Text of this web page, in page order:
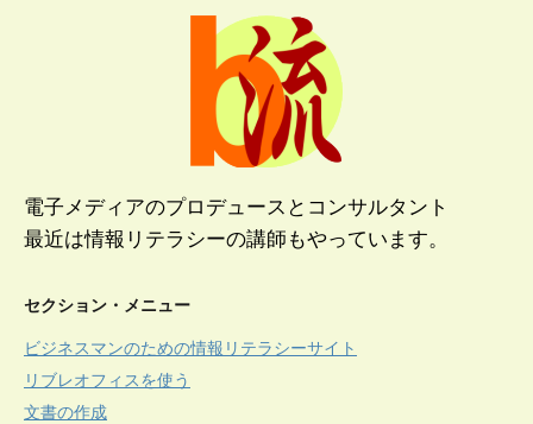
電子メディアのプロデュースとコンサルタント
最近は情報リテラシーの講師もやっています。
セクション・メニュー
ビジネスマンのための情報リテラシーサイト
リブレオフィスを使う
文書の作成